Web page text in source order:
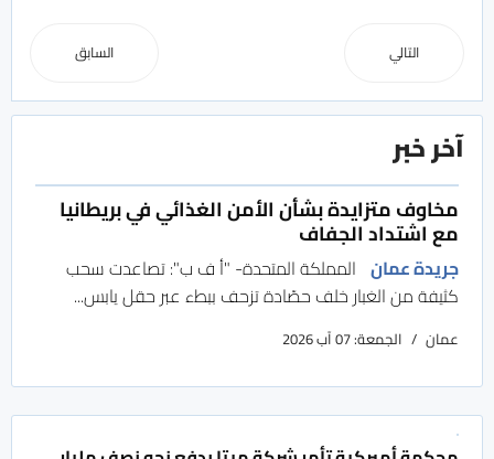
السابق التالي
آخر خبر
مخاوف متزايدة بشأن الأمن الغذائي في بريطانيا
مع اشتداد الجفاف
جريدة عمان المملكة المتحدة- "أ ف ب": تصاعدت سحب
كثيفة من الغبار خلف حصّادة تزحف ببطء عبر حقل يابس...
عمان الجمعة: 07 آب 2026